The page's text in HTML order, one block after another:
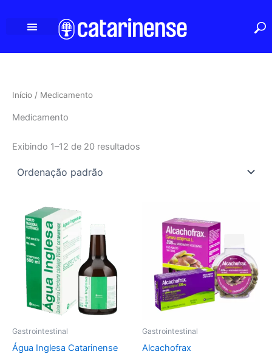
conteúdo
Início / Medicamento
Medicamento
Exibindo 1–12 de 20 resultados
Gastrointestinal
Água Inglesa Catarinense
Gastrointestinal
Alcachofrax